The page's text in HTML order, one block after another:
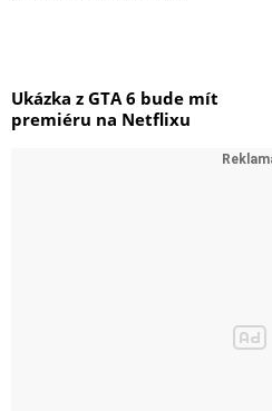
Ukázka z GTA 6 bude mít
premiéru na Netflixu